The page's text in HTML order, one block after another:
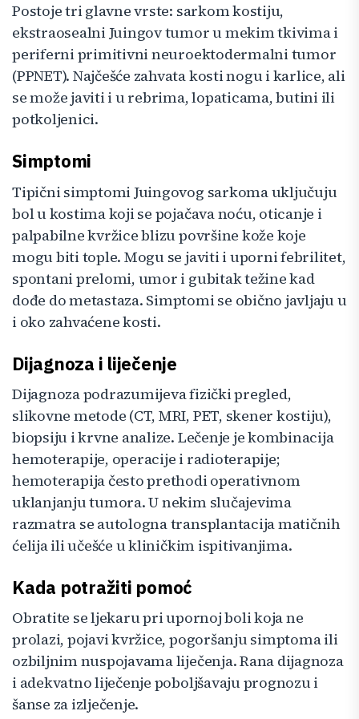
Postoje tri glavne vrste: sarkom kostiju,
ekstraosealni Juingov tumor u mekim tkivima i
periferni primitivni neuroektodermalni tumor
(PPNET). Najčešće zahvata kosti nogu i karlice, ali
se može javiti i u rebrima, lopaticama, butini ili
potkoljenici.
Simptomi
Tipični simptomi Juingovog sarkoma uključuju
bol u kostima koji se pojačava noću, oticanje i
palpabilne kvržice blizu površine kože koje
mogu biti tople. Mogu se javiti i uporni febrilitet,
spontani prelomi, umor i gubitak težine kad
dođe do metastaza. Simptomi se obično javljaju u
i oko zahvaćene kosti.
Dijagnoza i liječenje
Dijagnoza podrazumijeva fizički pregled,
slikovne metode (CT, MRI, PET, skener kostiju),
biopsiju i krvne analize. Lečenje je kombinacija
hemoterapije, operacije i radioterapije;
hemoterapija često prethodi operativnom
uklanjanju tumora. U nekim slučajevima
razmatra se autologna transplantacija matičnih
ćelija ili učešće u kliničkim ispitivanjima.
Kada potražiti pomoć
Obratite se ljekaru pri upornoj boli koja ne
prolazi, pojavi kvržice, pogoršanju simptoma ili
ozbiljnim nuspojavama liječenja. Rana dijagnoza
i adekvatno liječenje poboljšavaju prognozu i
šanse za izlječenje.